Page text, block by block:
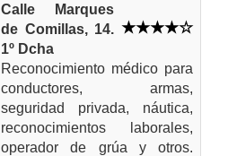
Calle Marques
de Comillas, 14.
1º Dcha
Reconocimiento médico para
conductores, armas,
seguridad privada, náutica,
reconocimientos laborales,
operador de grúa y otros.